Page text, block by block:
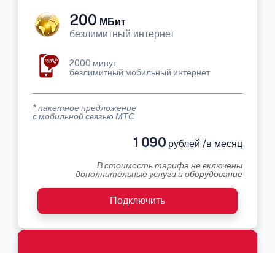
200 МБит
безлимитный интернет
2000 минут
безлимитный мобильный интернет
* пакетное предложение
с мобильной связью МТС
1 090 рублей /в месяц
В стоимость тарифа не включены
дополнительные услуги и оборудование
Подключить